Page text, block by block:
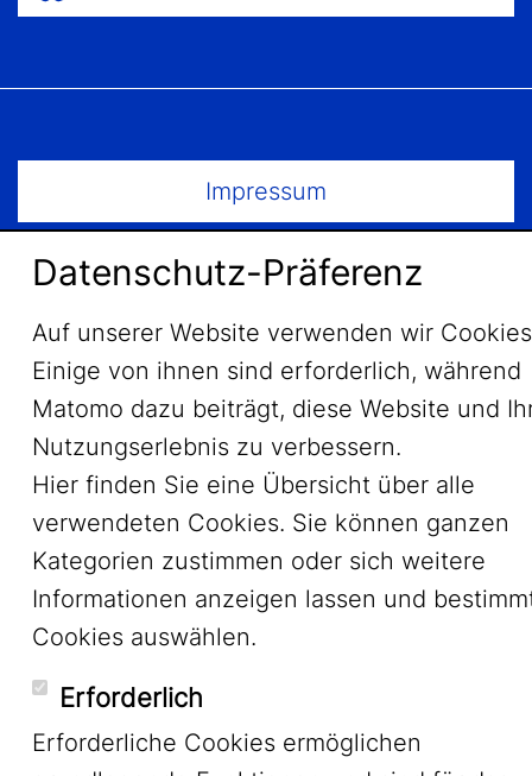
Impressum
Datenschutz
Datenschutz-Präferenz
Auf unserer Website verwenden wir
Einige von ihnen sind erforderlich, während
Matomo dazu beiträgt, diese Website und
Nutzungserlebnis zu verbessern.
Hier finden Sie eine Übersicht über alle
verwendeten Cookies. Sie können ganzen
Kategorien zustimmen oder sich weitere
Informationen anzeigen lassen und
Cookies auswählen.
Erforderlich
Erforderliche Cookies ermöglichen